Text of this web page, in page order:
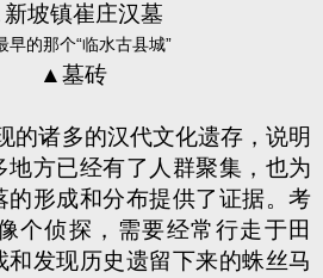
坡镇崔庄汉墓
▲墓砖
的诸多的汉代文化遗存，说明
地方已经有了人群聚集，也为
的形成和分布提供了证据。考
个侦探，需要经常行走于田
和发现历史遗留下来的蛛丝马